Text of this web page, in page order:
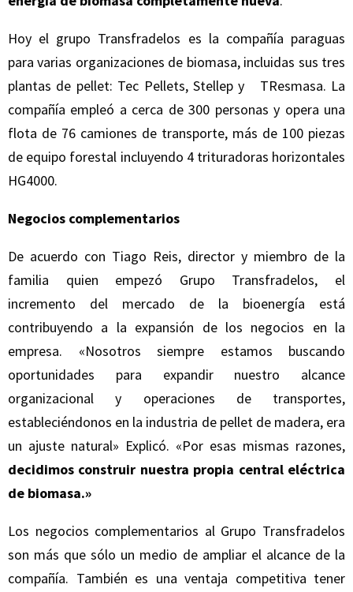
Hoy el grupo Transfradelos es la compañía paraguas
para varias organizaciones de biomasa, incluidas sus tres
plantas de pellet: Tec Pellets, Stellep y TResmasa. La
compañía empleó a cerca de 300 personas y opera una
flota de 76 camiones de transporte, más de 100 piezas
de equipo forestal incluyendo 4 trituradoras horizontales
HG4000.
Negocios complementarios
De acuerdo con Tiago Reis, director y miembro de la
familia quien empezó Grupo Transfradelos, el
incremento del mercado de la bioenergía está
contribuyendo a la expansión de los negocios en la
empresa. «Nosotros siempre estamos buscando
oportunidades para expandir nuestro alcance
organizacional y operaciones de transportes,
estableciéndonos en la industria de pellet de madera, era
un ajuste natural» Explicó. «Por esas mismas razones,
decidimos construir nuestra propia central eléctrica
de biomasa.»
Los negocios complementarios al Grupo Transfradelos
son más que sólo un medio de ampliar el alcance de la
compañía. También es una ventaja competitiva tener